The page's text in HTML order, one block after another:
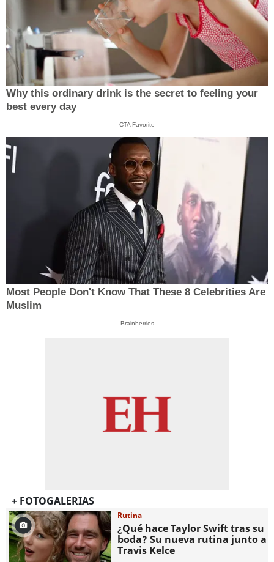
Why this ordinary drink is the secret to feeling your
best every day
CTA Favorite
Most People Don't Know That These 8 Celebrities Are
Muslim
Brainberries
+ FOTOGALERIAS
Rutina
¿Qué hace Taylor Swift tras su
boda? Su nueva rutina junto a
Travis Kelce